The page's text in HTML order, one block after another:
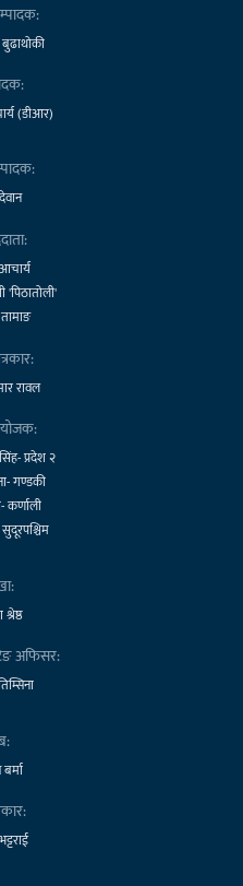
(डीआर)
'पिठातोली'
रावल
प्रदेश २
गण्डकी
कर्णाली
अफिसर: